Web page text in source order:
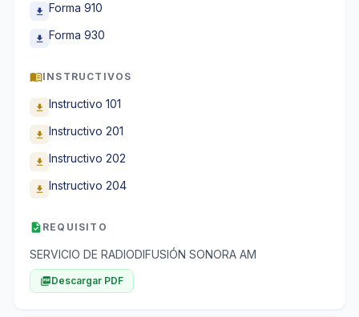
download Forma 910
download Forma 930
menu_bookINSTRUCTIVOS
download Instructivo 101
download Instructivo 201
download Instructivo 202
download Instructivo 204
task REQUISITO
SERVICIO DE RADIODIFUSIÓN SONORA AM
picture_as_pdfDescargar PDF